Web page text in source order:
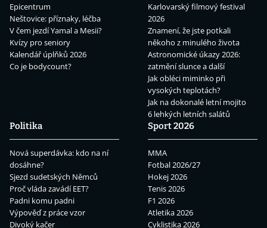
Epicentrum
Neštovice: příznaky, léčba
V čem jezdí Yamal a Mesii?
Kvízy pro seniory
Kalendář úplňků 2026
Co je bodycount?
Karlovarský filmový festival
2026
Znamení, že jste potkali
někoho z minulého života
Astronomické úkazy 2026:
zatmění slunce a další
Jak obléci miminko při
vysokých teplotách?
Jak na dokonalé letní mojito
6 lehkých letních salátů
Politika
Nová superdávka: kdo na ní
dosáhne?
Sjezd sudetských Němců
Proč vláda zavádí EET?
Padni komu padni
Výpověď z práce vzor
Divoký kačer
Sport 2026
MMA
Fotbal 2026/27
Hokej 2026
Tenis 2026
F1 2026
Atletika 2026
Cyklistika 2026